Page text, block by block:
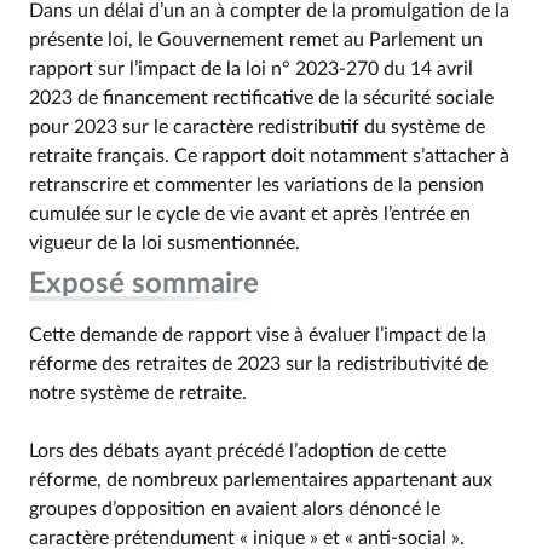
Dans un délai d’un an à compter de la promulgation de la
présente loi, le Gouvernement remet au Parlement un
rapport sur l’impact de la loi n° 2023-270 du 14 avril
2023 de financement rectificative de la sécurité sociale
pour 2023 sur le caractère redistributif du système de
retraite français. Ce rapport doit notamment s’attacher à
retranscrire et commenter les variations de la pension
cumulée sur le cycle de vie avant et après l’entrée en
vigueur de la loi susmentionnée.
Exposé sommaire
Cette demande de rapport vise à évaluer l’impact de la
réforme des retraites de 2023 sur la redistributivité de
notre système de retraite.
Lors des débats ayant précédé l’adoption de cette
réforme, de nombreux parlementaires appartenant aux
groupes d’opposition en avaient alors dénoncé le
caractère prétendument « inique » et « anti-social ».